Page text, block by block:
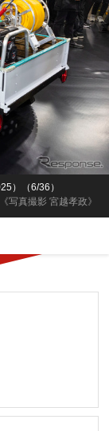
《写真撮影 宮越孝政》
）（6/36）